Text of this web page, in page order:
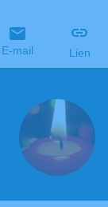
E-mail Lien